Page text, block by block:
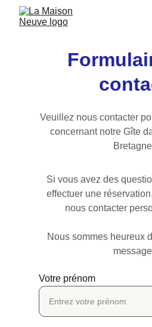
Veuillez nous contacter
concernant notre Gîte
Si vous avez des
effectuer une
nous contacter
Nous sommes heureux
Votre prénom